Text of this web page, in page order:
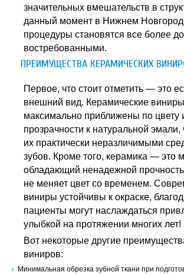
значительных вмешательств в
данный момент в Нижнем
процедуры становятся все более
востребованными.
ПРЕИМУЩЕСТВА КЕРАМИЧЕСКИХ
Первое, что стоит отметить — это
внешний вид. Керамические виниры
максимально приближены по цвету
прозрачности к натуральной эмали,
их практически неразличимыми
зубов. Кроме того, керамика — это
обладающий ненадежной
не меняет цвет со временем.
виниры устойчивы к окраске,
пациенты могут наслаждаться
улыбкой на протяжении многих лет!
Вот некоторые другие
виниров:
Минимальная обрезка зубной ткани при